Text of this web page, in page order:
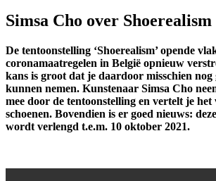
Simsa Cho over Shoerealism
De tentoonstelling ‘Shoerealism’ opende
coronamaatregelen in België opnieuw
kans is groot dat je daardoor misschien
kunnen nemen. Kunstenaar Simsa Cho
mee door de tentoonstelling en vertelt je
schoenen. Bovendien is er goed nieuws:
wordt verlengd t.e.m. 10 oktober 2021.